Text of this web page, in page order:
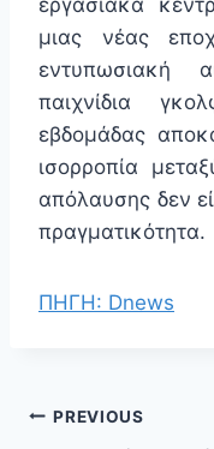
εργασιακά
μιας νέας
εντυπωσιακή
παιχνίδια
εβδομάδας
ισορροπία
απόλαυσης δεν
πραγματικότητα.
ΠΗΓΗ: Dnews
PREVIOUS